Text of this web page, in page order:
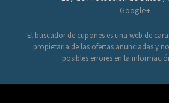
Google+
El buscador de cupones es una web de
propietaria de las ofertas anunciadas y
posibles errores en la